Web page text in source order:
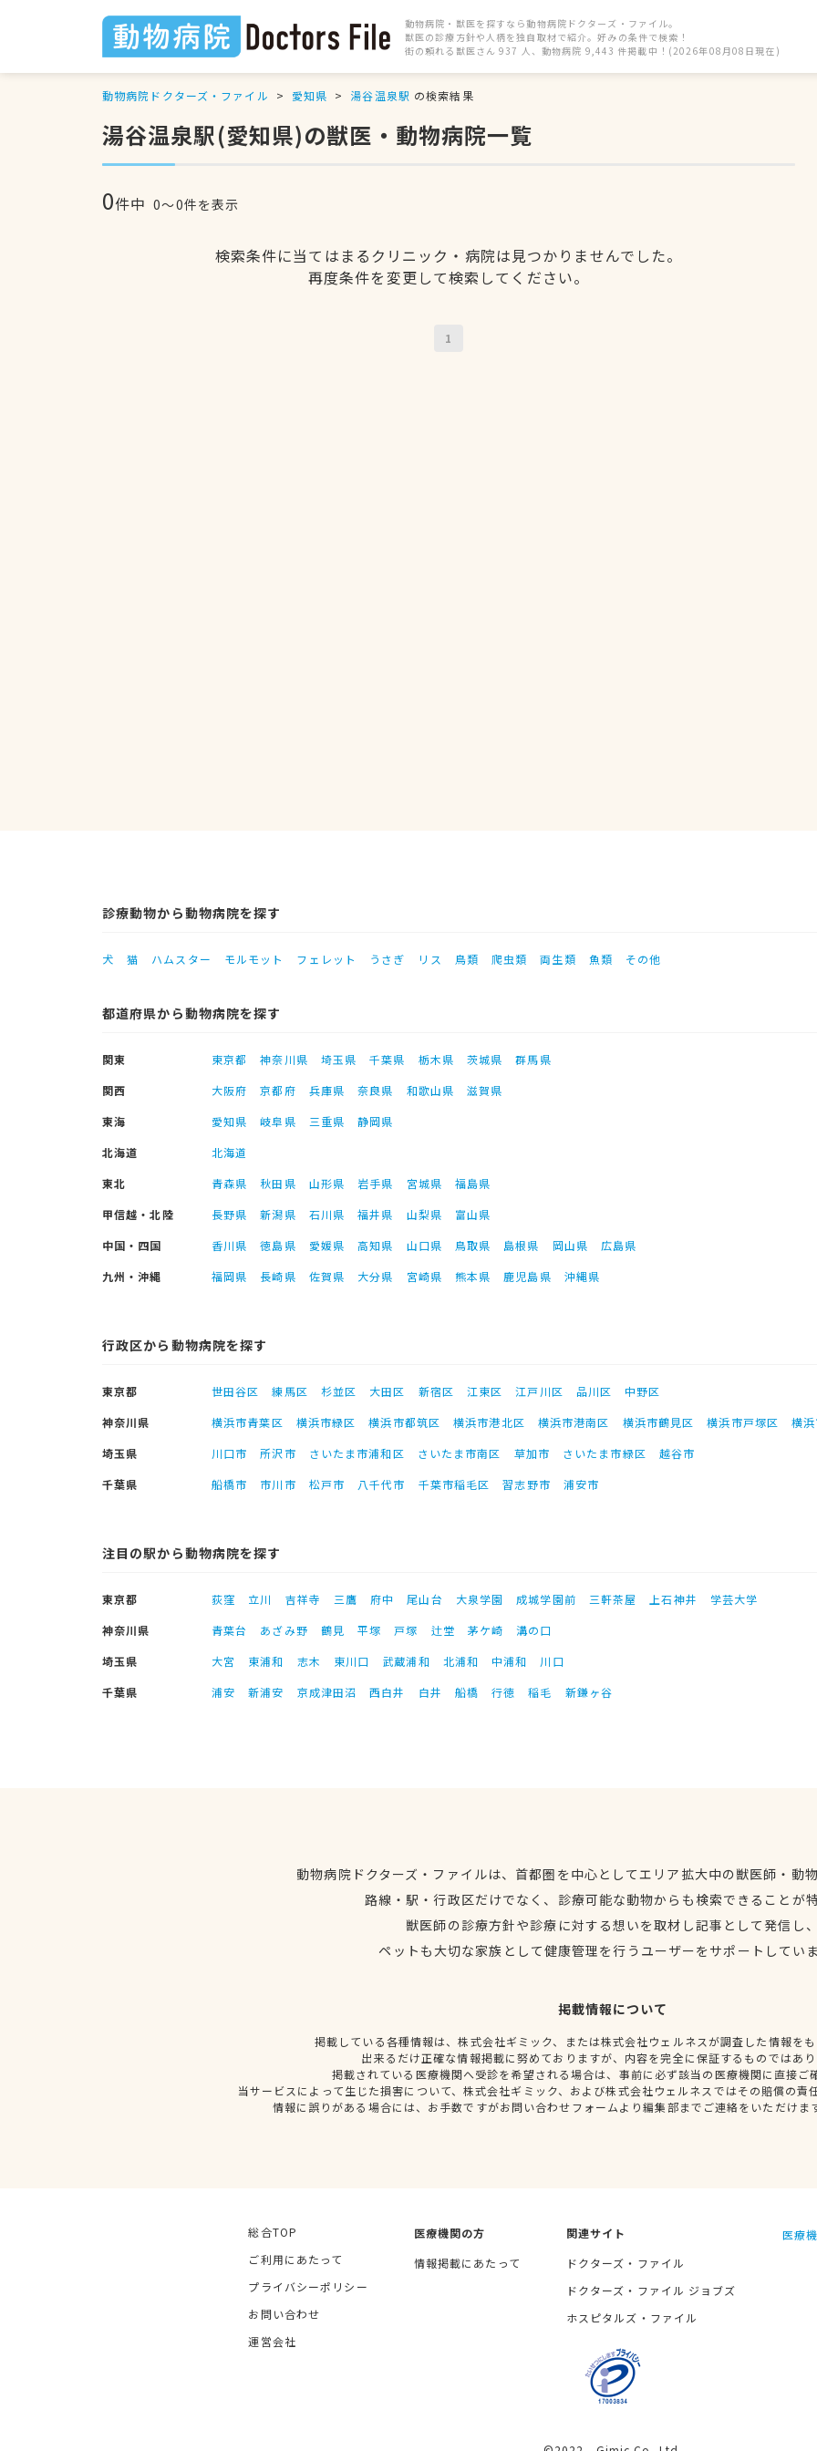
動物病院・獣医を探すなら動物病院ドクターズ・ファイル。
獣医の診療方針や人柄を独自取材で紹介。好みの条件で検索！
街の頼れる獣医さん 937 人、動物病院 9,443 件掲載中！(2026年08月08日現在)
動物病院ドクターズ・ファイル 愛知県 湯谷温泉駅 の検索結果
湯谷温泉駅(愛知県)の獣医・動物病院一覧
0件中 0〜0件を表示
検索条件に当てはまるクリニック・病院は見つかりませんでした。
再度条件を変更して検索してください。
1
診療動物から動物病院を探す
犬 猫 ハムスター モルモット フェレット うさぎ リス 鳥類 爬虫類 両生類 魚類 その他
都道府県から動物病院を探す
関東 東京都 神奈川県 埼玉県 千葉県 栃木県 茨城県
群馬県
関西
大阪府 京都府 兵庫県 奈良県 和歌山県
滋賀県
東海
愛知県 岐阜県 三重県
静岡県
北海道
北海道
東北
青森県 秋田県 山形県 岩手県 宮城県
福島県
甲信越・北陸
長野県 新潟県 石川県 福井県 山梨県
富山県
中国・四国
香川県 徳島県 愛媛県 高知県 山口県 鳥取県 島根県 岡山県
広島県
九州・沖縄
福岡県 長崎県 佐賀県 大分県 宮崎県 熊本県 鹿児島県 沖縄県
行政区から動物病院を探す
東京都 世田谷区 練馬区 杉並区 大田区 新宿区 江東区 江戸川区 品川区
中野区
神奈川県
横浜市青葉区 横浜市緑区 横浜市都筑区 横浜市港北区 横浜市港南区 横浜市鶴見区 横浜市戸塚区
横
埼玉県
川口市 所沢市 さいたま市浦和区 さいたま市南区 草加市 さいたま市緑区
越谷市
千葉県
船橋市 市川市 松戸市 八千代市 千葉市稲毛区 習志野市 浦安市
注目の駅から動物病院を探す
東京都 荻窪 立川 吉祥寺 三鷹 府中 尾山台 大泉学園 成城学園前 三軒茶屋 上石神井
学芸大学
神奈川県
青葉台 あざみ野 鶴見 平塚 戸塚 辻堂 茅ケ崎
溝の口
埼玉県
大宮 東浦和 志木 東川口 武蔵浦和 北浦和 中浦和
川口
千葉県
浦安 新浦安 京成津田沼 西白井 白井 船橋 行徳 稲毛 新鎌ヶ谷
動物病院ドクターズ・ファイルは、首都圏を中心としてエリア拡大中の獣医師・動
路線・駅・行政区だけでなく、診療可能な動物からも検索できることが
獣医師の診療方針や診療に対する想いを取材し記事として発信し
ペットも大切な家族として健康管理を行うユーザーをサポートしてい
掲載情報について
掲載している各種情報は、株式会社ギミック、または株式会社ウェルネスが調査した情報を
出来るだけ正確な情報掲載に努めておりますが、内容を完全に保証するものではあ
掲載されている医療機関へ受診を希望される場合は、事前に必ず該当の医療機関に直接ご
当サービスによって生じた損害について、株式会社ギミック、および株式会社ウェルネスではその賠償の責
情報に誤りがある場合には、お手数ですがお問い合わせフォームより編集部までご連絡をいただけま
総合TOP
ご利用にあたって
プライバシーポリシー
お問い合わせ
運営会社
医療機関の方
情報掲載にあたって
関連サイト
ドクターズ・ファイル
ドクターズ・ファイル ジョブズ
ホスピタルズ・ファイル
医療